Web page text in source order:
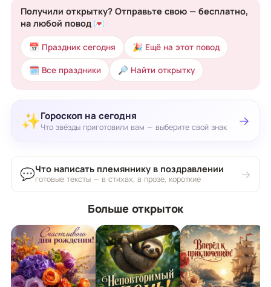
Получили открытку? Отправьте свою — бесплатно,
на любой повод 💌
📅 Праздник сегодня 🎉 Ещё на этот повод
🗓 Все праздники 🔎 Найти открытку
✨Гороскоп на сегодня
Что звёзды приготовили вам — выберите свой знак →
💬Что написать племяннику в поздравлении
готовые тексты — в стихах, в прозе, короткие →
Больше открыток